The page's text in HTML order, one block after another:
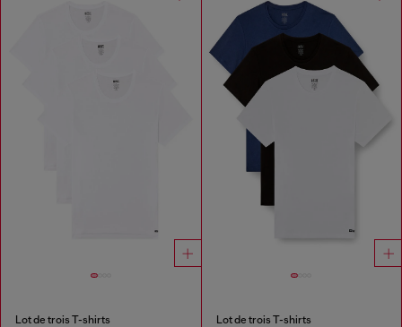
Lot de trois T-shirts Lot de trois T-shirts